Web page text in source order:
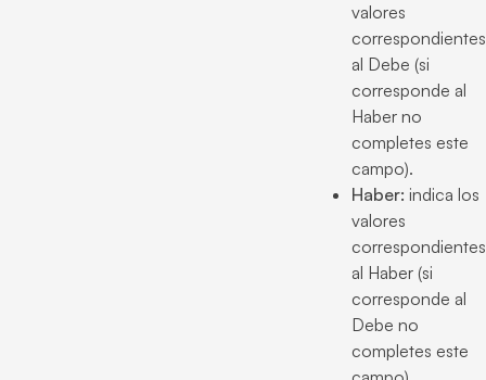
valores
correspondientes
al Debe (si
corresponde al
Haber no
completes este
campo).
Haber: indica los
valores
correspondientes
al Haber (si
corresponde al
Debe no
completes este